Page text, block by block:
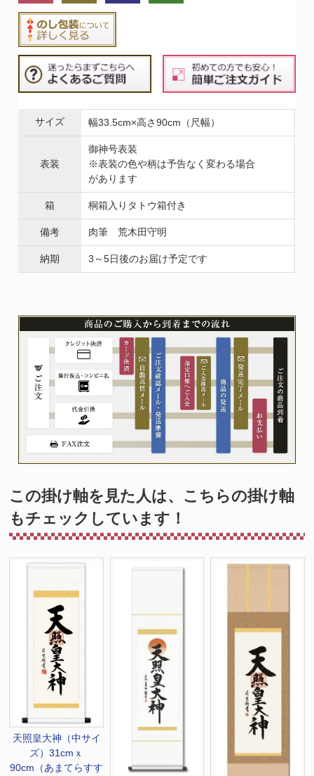
サイズ 幅33.5cm×高さ90cm（尺幅）
表装
御神号表装
※表装の色や柄は予告なく変わる場合
があります
箱 桐箱入りタトウ箱付き
備考 肉筆 荒木田守明
納期 3～5日後のお届け予定です
この掛け軸を見た人は、こちらの掛け軸
もチェックしています！
天照皇大神（中サイ
ズ）31cmｘ
90cm（あまてらすす